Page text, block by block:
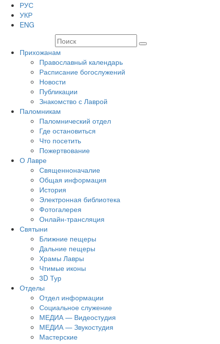
РУС
УКР
ENG
Прихожанам
Православный календарь
Расписание богослужений
Новости
Публикации
Знакомство с Лаврой
Паломникам
Паломнический отдел
Где остановиться
Что посетить
Пожертвование
О Лавре
Священноначалие
Общая информация
История
Электронная библиотека
Фотогалерея
Онлайн-трансляция
Святыни
Ближние пещеры
Дальние пещеры
Храмы Лавры
Чтимые иконы
3D Тур
Отделы
Отдел информации
Социальное служение
МЕДИА — Видеостудия
МЕДИА — Звукостудия
Мастерские